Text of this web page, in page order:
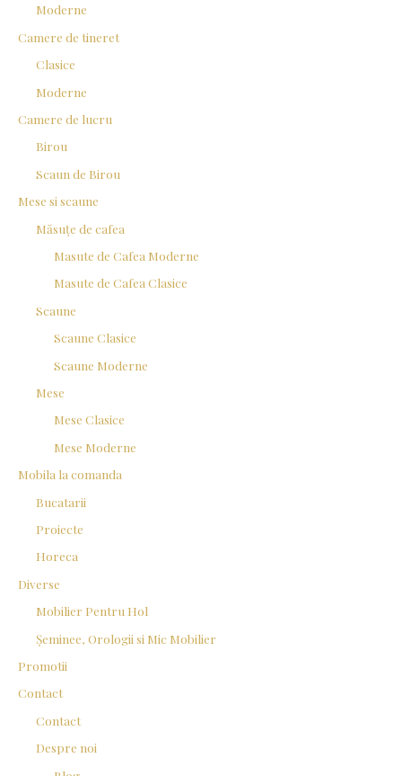
Moderne
Camere de tineret
Clasice
Moderne
Camere de lucru
Birou
Scaun de Birou
Mese si scaune
Măsuțe de cafea
Masute de Cafea Moderne
Masute de Cafea Clasice
Scaune
Scaune Clasice
Scaune Moderne
Mese
Mese Clasice
Mese Moderne
Mobila la comanda
Bucatarii
Proiecte
Horeca
Diverse
Mobilier Pentru Hol
Șeminee, Orologii si Mic Mobilier
Promotii
Contact
Contact
Despre noi